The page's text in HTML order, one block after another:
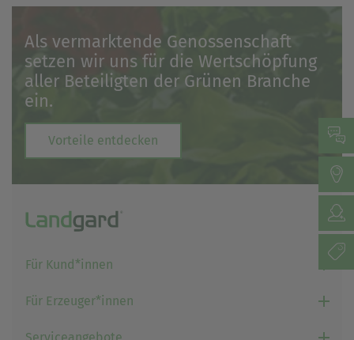
Als vermarktende Genossenschaft
setzen wir uns für die Wertschöpfung
aller Beteiligten der Grünen Branche
ein.
Vorteile entdecken
Für Kund*innen
Für Erzeuger*innen